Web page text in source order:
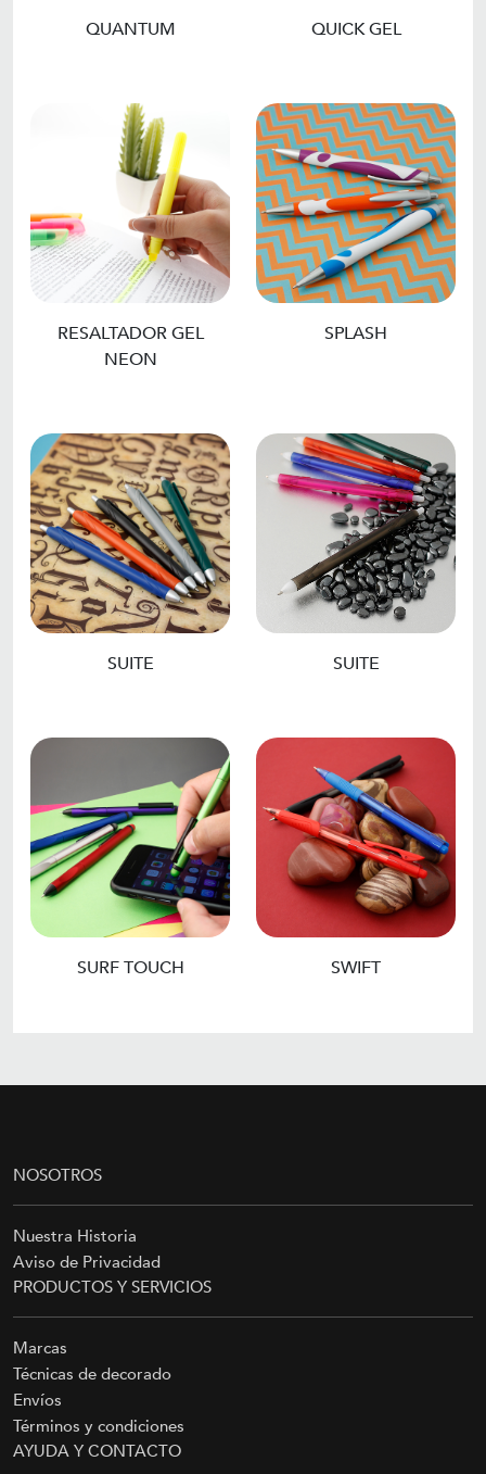
QUANTUM QUICK GEL
RESALTADOR GEL
NEON
SPLASH
SUITE SUITE
SURF TOUCH SWIFT
NOSOTROS
Nuestra Historia
Aviso de Privacidad
PRODUCTOS Y SERVICIOS
Marcas
Técnicas de decorado
Envíos
Términos y condiciones
AYUDA Y CONTACTO